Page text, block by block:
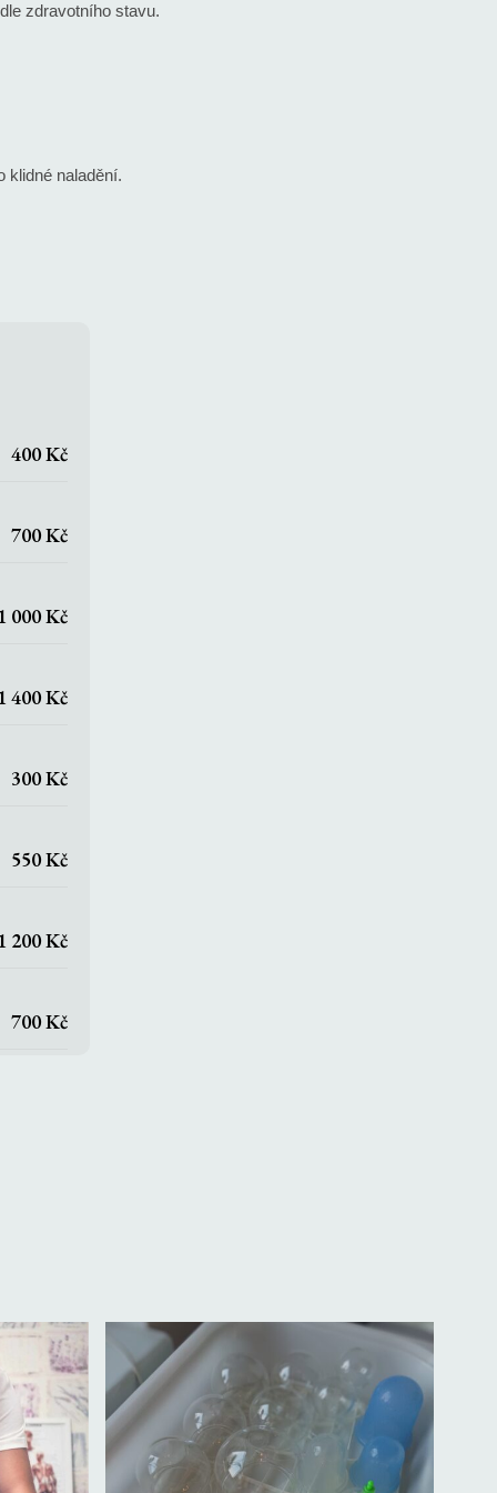
zdravotního stavu.
klidné naladění.
400 Kč
700 Kč
000 Kč
400 Kč
300 Kč
550 Kč
200 Kč
700 Kč